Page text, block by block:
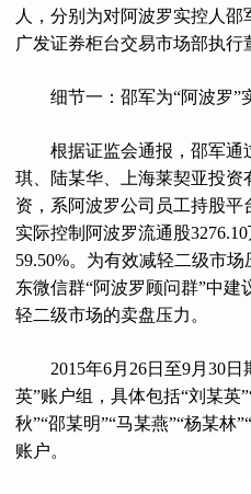
人，分别为对阿波罗实控人邵
广发证券柜台交易市场部执行
细节一：邵军为“阿波罗”
根据证监会通报，邵军通
琪、陆某华、上海莱契亚投
资，系阿波罗公司员工持股平
实际控制阿波罗流通股
59.50%。为有效减轻二级市
东微信群“阿波罗顾问群”中
轻二级市场的卖盘压力。
2015年6月26日至9月30日
英”账户组，具体包括“刘某英
秋”“邵某明”“马某燕”“杨某林
账户。